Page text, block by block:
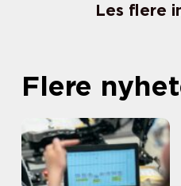
Les flere
Flere